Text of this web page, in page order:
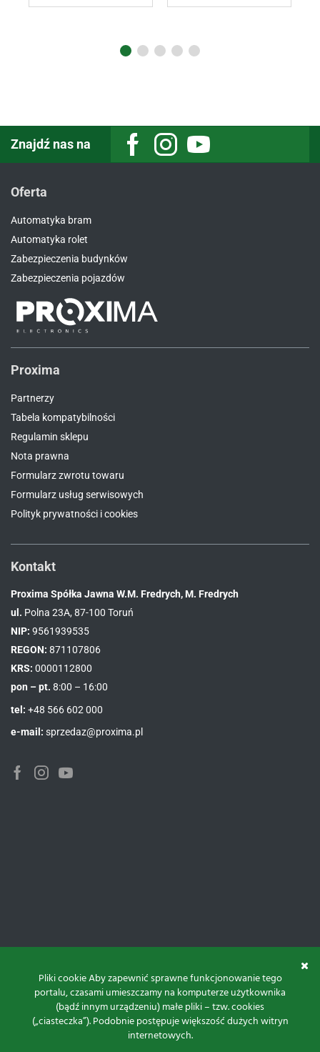
Znajdź nas na
Oferta
Automatyka bram
Automatyka rolet
Zabezpieczenia budynków
Zabezpieczenia pojazdów
Proxima
Partnerzy
Tabela kompatybilności
Regulamin sklepu
Nota prawna
Formularz zwrotu towaru
Formularz usług serwisowych
Polityk prywatności i cookies
Kontakt
Proxima Spółka Jawna W.M. Fredrych, M. Fredrych
ul. Polna 23A, 87-100 Toruń
NIP: 9561939535
REGON: 871107806
KRS: 0000112800
pon – pt. 8:00 – 16:00
tel: +48 566 602 000
e-mail: sprzedaz@proxima.pl
Pliki cookie Aby zapewnić sprawne funkcjonowanie tego
portalu, czasami umieszczamy na komputerze użytkownika
(bądź innym urządzeniu) małe pliki – tzw. cookies
(„ciasteczka”). Podobnie postępuje większość dużych witryn
internetowych.